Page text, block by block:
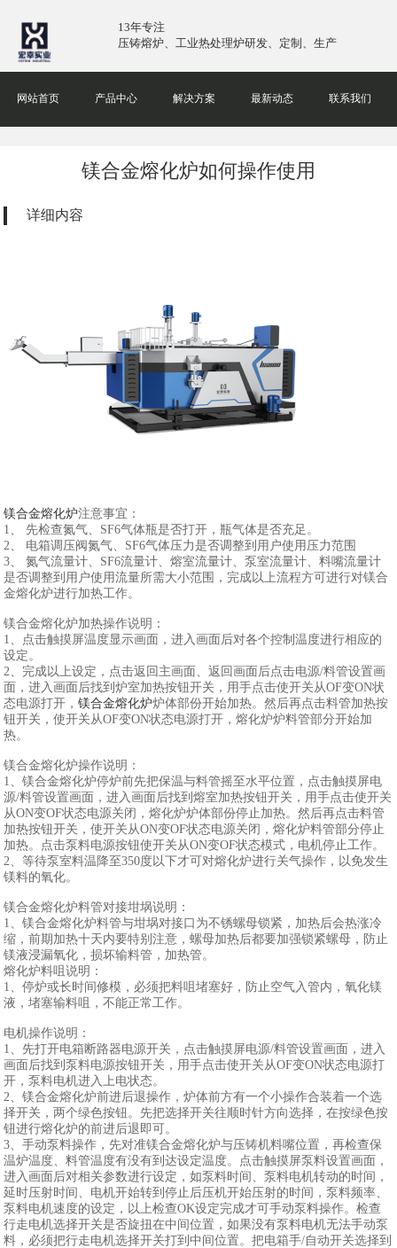
13年专注
压铸熔炉、工业热处理炉研发、定制、生产
网站首页 产品中心 解决方案 最新动态 联系我们
镁合金熔化炉如何操作使用
详细内容
镁合金熔化炉注意事宜：
1、 先检查氮气、SF6气体瓶是否打开，瓶气体是否充足。
2、 电箱调压阀氮气、SF6气体压力是否调整到用户使用压力范围
3、 氮气流量计、SF6流量计、熔室流量计、泵室流量计、料嘴流量计
是否调整到用户使用流量所需大小范围，完成以上流程方可进行对镁合
金熔化炉进行加热工作。
镁合金熔化炉加热操作说明：
1、点击触摸屏温度显示画面，进入画面后对各个控制温度进行相应的
设定。
2、完成以上设定，点击返回主画面、返回画面后点击电源/料管设置画
面，进入画面后找到炉室加热按钮开关，用手点击使开关从OF变ON状
态电源打开，镁合金熔化炉炉体部份开始加热。然后再点击料管加热按
钮开关，使开关从OF变ON状态电源打开，熔化炉炉料管部分开始加
热。
镁合金熔化炉操作说明：
1、镁合金熔化炉停炉前先把保温与料管摇至水平位置，点击触摸屏电
源/料管设置画面，进入画面后找到熔室加热按钮开关，用手点击使开关
从ON变OF状态电源关闭，熔化炉炉体部份停止加热。然后再点击料管
加热按钮开关，使开关从ON变OF状态电源关闭，熔化炉料管部分停止
加热。点击泵料电源按钮使开关从ON变OF状态模式，电机停止工作。
2、等待泵室料温降至350度以下才可对熔化炉进行关气操作，以免发生
镁料的氧化。
镁合金熔化炉料管对接坩埚说明：
1、镁合金熔化炉料管与坩埚对接口为不锈螺母锁紧，加热后会热涨冷
缩，前期加热十天内要特别注意，螺母加热后都要加强锁紧螺母，防止
镁液浸漏氧化，损坏输料管，加热管。
熔化炉料咀说明：
1、停炉或长时间修模，必须把料咀堵塞好，防止空气入管内，氧化镁
液，堵塞输料咀，不能正常工作。
电机操作说明：
1、先打开电箱断路器电源开关，点击触摸屏电源/料管设置画面，进入
画面后找到泵料电源按钮开关，用手点击使开关从OF变ON状态电源打
开，泵料电机进入上电状态。
2、镁合金熔化炉前进后退操作，炉体前方有一个小操作合装着一个选
择开关，两个绿色按钮。先把选择开关往顺时针方向选择，在按绿色按
钮进行熔化炉的前进后退即可。
3、手动泵料操作，先对准镁合金熔化炉与压铸机料嘴位置，再检查保
温炉温度、料管温度有没有到达设定温度。点击触摸屏泵料设置画面，
进入画面后对相关参数进行设定，如泵料时间、泵料电机转动的时间，
延时压射时间、电机开始转到停止后压机开始压射的时间，泵料频率、
泵料电机速度的设定，以上检查OK设定完成才可手动泵料操作。检查
行走电机选择开关是否旋扭在中间位置，如果没有泵料电机无法手动泵
料，必须把行走电机选择开关打到中间位置。把电箱手/自动开关选择到